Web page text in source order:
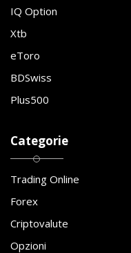
IQ Option
Xtb
eToro
BDSwiss
Plus500
Categorie
Trading Online
Forex
Criptovalute
Opzioni